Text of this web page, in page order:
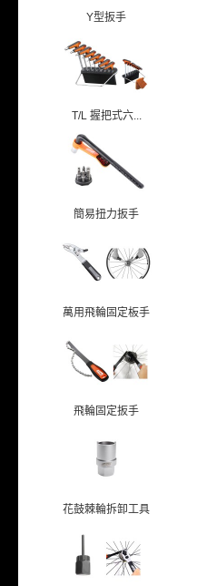
Y型扳手
T/L 握把式六...
簡易扭力扳手
萬用飛輪固定板手
飛輪固定扳手
花鼓棘輪拆卸工具